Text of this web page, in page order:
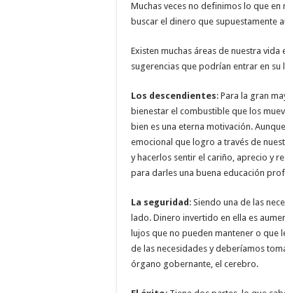
Muchas veces no definimos lo que
buscar el dinero que supuestamente
Existen muchas áreas de nuestra
sugerencias que podrían entrar en su
Los descendientes: Para la gran
bienestar el combustible que los
bien es una eterna motivación.
emocional que logro a través de
y hacerlos sentir el cariño, aprecio y
para darles una buena educación
La seguridad : Siendo una de las
lado. Dinero invertido en ella es
lujos que no pueden mantener o que
de las necesidades y deberíamos
órgano gobernante, el cerebro.